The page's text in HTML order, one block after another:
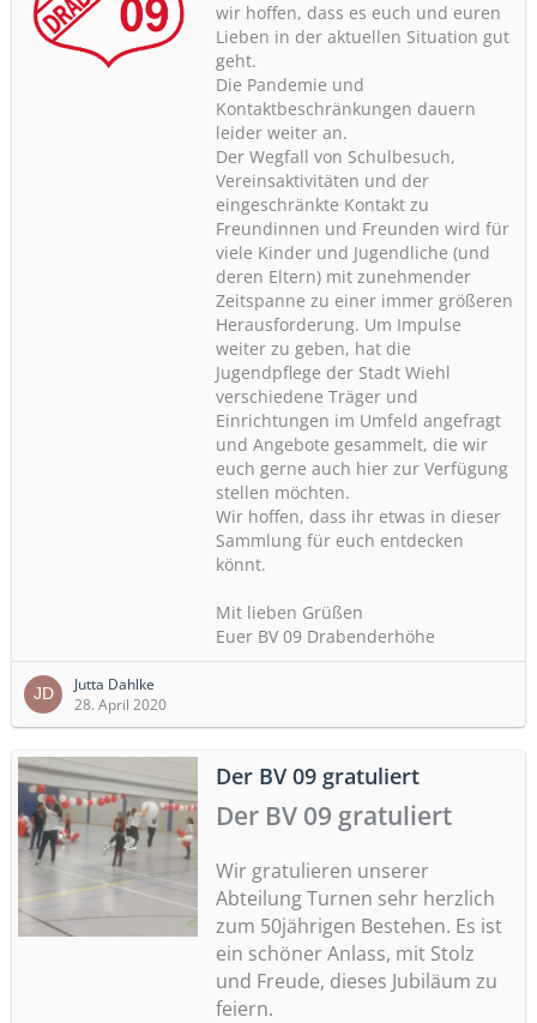
wir hoffen, dass es euch und euren
Lieben in der aktuellen Situation gut
geht.
Die Pandemie und
Kontaktbeschränkungen dauern
leider weiter an.
Der Wegfall von Schulbesuch,
Vereinsaktivitäten und der
eingeschränkte Kontakt zu
Freundinnen und Freunden wird für
viele Kinder und Jugendliche (und
deren Eltern) mit zunehmender
Zeitspanne zu einer immer größeren
Herausforderung. Um Impulse
weiter zu geben, hat die
Jugendpflege der Stadt Wiehl
verschiedene Träger und
Einrichtungen im Umfeld angefragt
und Angebote gesammelt, die wir
euch gerne auch hier zur Verfügung
stellen möchten.
Wir hoffen, dass ihr etwas in dieser
Sammlung für euch entdecken
könnt.
Mit lieben Grüßen
Euer BV 09 Drabenderhöhe
Jutta Dahlke
28. April 2020
Der BV 09 gratuliert
Der BV 09 gratuliert
Wir gratulieren unserer
Abteilung Turnen sehr herzlich
zum 50jährigen Bestehen. Es ist
ein schöner Anlass, mit Stolz
und Freude, dieses Jubiläum zu
feiern.